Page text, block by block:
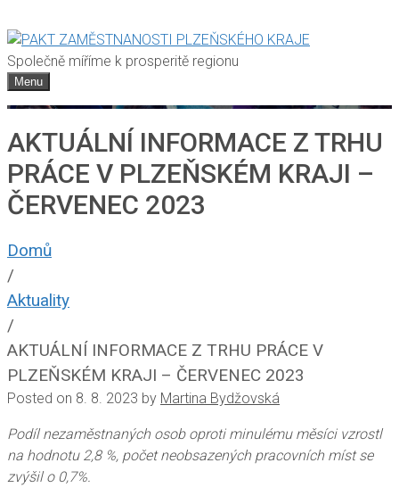
Společně míříme k prosperitě regionu
Menu
AKTUÁLNÍ INFORMACE Z TRHU
PRÁCE V PLZEŇSKÉM KRAJI –
ČERVENEC 2023
Domů
/
Aktuality
/
AKTUÁLNÍ INFORMACE Z TRHU PRÁCE V
PLZEŇSKÉM KRAJI – ČERVENEC 2023
Posted on 8. 8. 2023 by Martina Bydžovská
Podíl nezaměstnaných osob oproti minulému měsíci vzrostl
na hodnotu 2,8 %, počet neobsazených pracovních míst se
zvýšil o 0,7%.